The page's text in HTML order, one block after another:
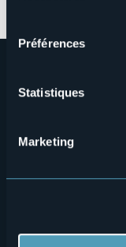
Préférences
Statistiques
Marketing
Menù